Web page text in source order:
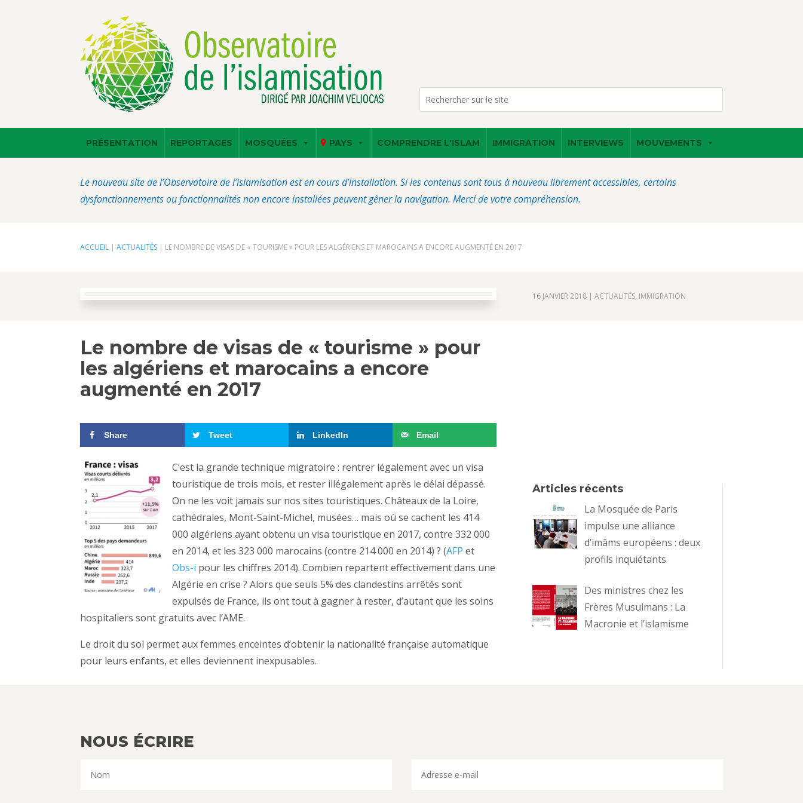
PRÉSENTATION REPORTAGES MOSQUÉES PAYS COMPRENDRE L'ISLAM IMMIGRATION INTERVIEWS MOUVEMENTS
Le nouveau site de l’Observatoire de l’islamisation est en cours d’installation. Si les contenus sont tous à nouveau librement accessibles, certains
dysfonctionnements ou fonctionnalités non encore installées peuvent gêner la navigation. Merci de votre compréhension.
ACCUEIL |ACTUALITÉS | LE NOMBRE DE VISAS DE « TOURISME » POUR LES ALGÉRIENS ET MAROCAINS A ENCORE AUGMENTÉ EN 2017
16 JANVIER 2018| ACTUALITÉS, IMMIGRATION
Le nombre de visas de « tourisme » pour
les algériens et marocains a encore
augmenté en 2017
Share Tweet LinkedIn Email
C’est la grande technique migratoire : rentrer légalement avec un visa
touristique de trois mois, et rester illégalement après le délai dépassé.
On ne les voit jamais sur nos sites touristiques. Châteaux de la Loire,
cathédrales, Mont-Saint-Michel, musées… mais où se cachent les 414
000 algériens ayant obtenu un visa touristique en 2017, contre 332 000
en 2014, et les 323 000 marocains (contre 214 000 en 2014) ? (AFPet
Obs-i pour les chiffres 2014). Combien repartent effectivement dans une
Algérie en crise ? Alors que seuls 5% des clandestins arrêtés sont
expulsés de France, ils ont tout à gagner à rester, d’autant que les soins
hospitaliers sont gratuits avec l’AME.
Le droit du sol permet aux femmes enceintes d’obtenir la nationalité française automatique
pour leurs enfants, et elles deviennent inexpusables.
Articles récents
La Mosquée de Paris
impulse une alliance
d’imâms européens : deux
profils inquiétants
Des ministres chez les
Frères Musulmans : La
Macronie et l’islamisme
NOUS ÉCRIRE